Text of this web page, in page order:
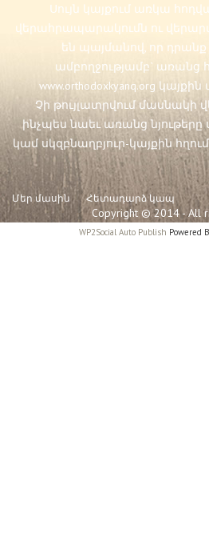
Սույն կայքում առկա
վերահրապարակումն ու
են պայմանով, որ
ամբողջությամբ` առանց
www.orthodoxkyanq.org կայքին
Չի թույլատրվում
ինչպես նաեւ առանց նյութերը
կամ սկզբնաղբյուր-կայքին
Մեր մասին Հետադարձ կապ
Copyright © 2014 - All
WP2Social Auto Publish Powered